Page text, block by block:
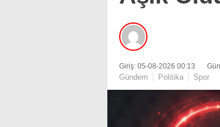
Giriş: 05-08-2026 00:13
Gündem Politika Spor